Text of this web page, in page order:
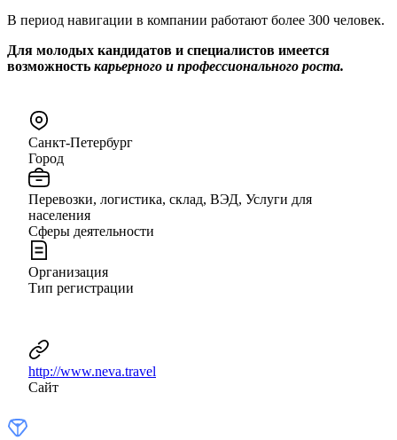
В период навигации в компании работают более 300 человек.
Для молодых кандидатов и специалистов имеется
возможность карьерного и профессионального роста.
Санкт-Петербург
Город
Перевозки, логистика, склад, ВЭД, Услуги для
населения
Сферы деятельности
Организация
Тип регистрации
http://www.neva.travel
Сайт